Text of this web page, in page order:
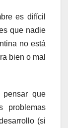
es difícil
que nadie
no está
bien o mal
que
problemas
(si